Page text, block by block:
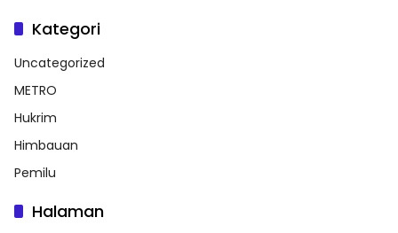
Kategori
Uncategorized
METRO
Hukrim
Himbauan
Pemilu
Halaman